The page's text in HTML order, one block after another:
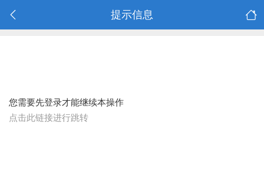
提示信息
您需要先登录才能继续本操作
点击此链接进行跳转